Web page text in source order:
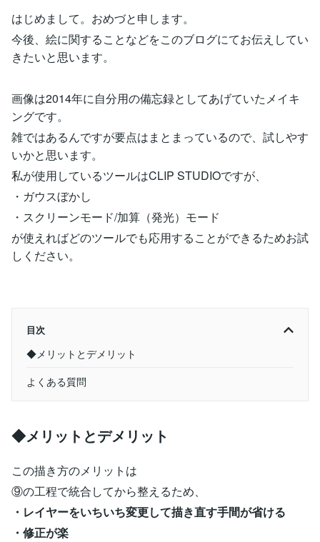
はじめまして。おめづと申します。
今後、絵に関することなどをこのブログにてお伝えしてい
きたいと思います。
画像は2014年に自分用の備忘録としてあげていたメイキ
ングです。
雑ではあるんですが要点はまとまっているので、試しやす
いかと思います。
私が使用しているツールはCLIP STUDIOですが、
・ガウスぼかし
・スクリーンモード/加算（発光）モード
が使えればどのツールでも応用することができるためお試
しください。
目次
◆メリットとデメリット
よくある質問
◆メリットとデメリット
この描き方のメリットは
⑨の工程で統合してから整えるため、
・レイヤーをいちいち変更して描き直す手間が省ける
・修正が楽